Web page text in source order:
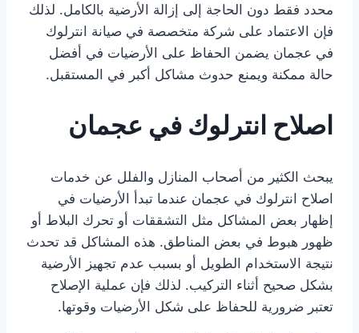
محدد فقط دون الحاجة إلى إزالة الأرضية بالكامل. لذلك
فإن الاعتماد على شركة متخصصة في صيانة انترلوك
في عجمان يضمن الحفاظ على الأرضيات في أفضل
حالة ممكنة ويمنع حدوث مشاكل أكبر في المستقبل.
اصلاح انترلوك في عجمان
يبحث الكثير من أصحاب المنازل والفلل عن خدمات
اصلاح انترلوك في عجمان عندما تبدأ الأرضيات في
إظهار بعض المشاكل مثل التشققات أو تحرك البلاط أو
ظهور هبوط في بعض المناطق. هذه المشاكل قد تحدث
نتيجة الاستخدام الطويل أو بسبب عدم تجهيز الأرضية
بشكل صحيح أثناء التركيب. لذلك فإن عملية الإصلاح
تعتبر ضرورية للحفاظ على شكل الأرضيات وقوتها.